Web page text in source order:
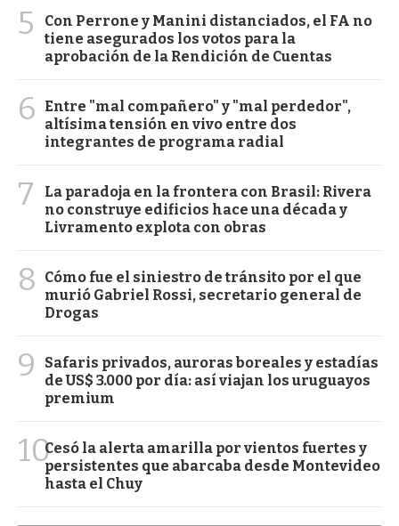
5
Con Perrone y Manini distanciados, el FA no
tiene asegurados los votos para la
aprobación de la Rendición de Cuentas
6
Entre "mal compañero" y "mal perdedor",
altísima tensión en vivo entre dos
integrantes de programa radial
7
La paradoja en la frontera con Brasil: Rivera
no construye edificios hace una década y
Livramento explota con obras
8
Cómo fue el siniestro de tránsito por el que
murió Gabriel Rossi, secretario general de
Drogas
9
Safaris privados, auroras boreales y estadías
de US$ 3.000 por día: así viajan los uruguayos
premium
10Cesó la alerta amarilla por vientos fuertes y
persistentes que abarcaba desde Montevideo
hasta el Chuy